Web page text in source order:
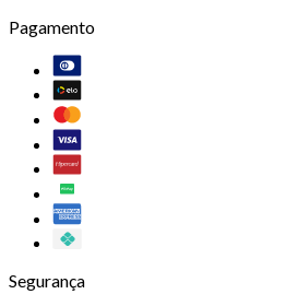
Pagamento
Segurança